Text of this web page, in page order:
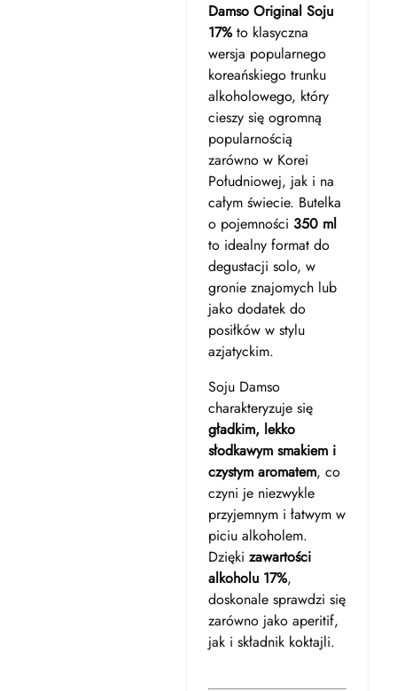
Damso Original Soju
17%to klasyczna
wersja popularnego
koreańskiego trunku
alkoholowego, który
cieszy się ogromną
popularnością
zarówno w Korei
Południowej, jak i na
całym świecie. Butelka
o pojemności 350 ml
to idealny format do
degustacji solo, w
gronie znajomych lub
jako dodatek do
posiłków w stylu
azjatyckim.
Soju Damso
charakteryzuje się
gładkim, lekko
słodkawym smakiem i
czystym aromatem, co
czyni je niezwykle
przyjemnym i łatwym w
piciu alkoholem.
Dzięki zawartości
alkoholu 17%,
doskonale sprawdzi się
zarówno jako aperitif,
jak i składnik koktajli.